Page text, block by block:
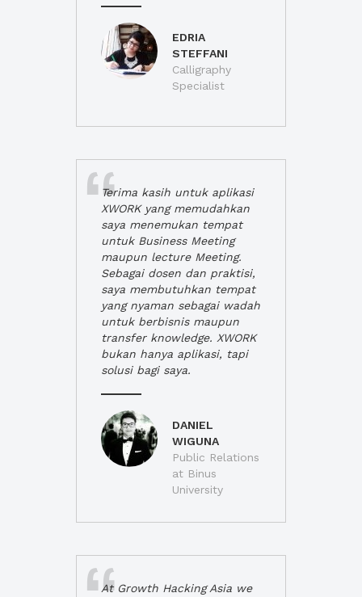
EDRIA
STEFFANI
Calligraphy
Specialist
Terima kasih untuk aplikasi
XWORK yang memudahkan
saya menemukan tempat
untuk Business Meeting
maupun lecture Meeting.
Sebagai dosen dan praktisi,
saya membutuhkan tempat
yang nyaman sebagai wadah
untuk berbisnis maupun
transfer knowledge. XWORK
bukan hanya aplikasi, tapi
solusi bagi saya.
DANIEL
WIGUNA
Public Relations
at Binus
University
At Growth Hacking Asia we